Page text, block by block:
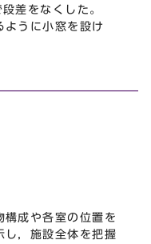
差をなくした。
うに小窓を設け
構成や各室の位置を
し，施設全体を把握